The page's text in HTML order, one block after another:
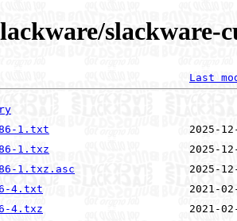
slackware-
Last
1.txt
1.txz
1.txz.asc
4.txt
4.txz